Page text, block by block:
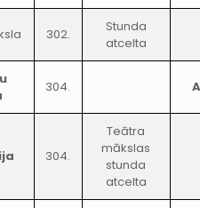
302.
Stunda
atcelta
304. A
304.
Teātra
mākslas
stunda
atcelta